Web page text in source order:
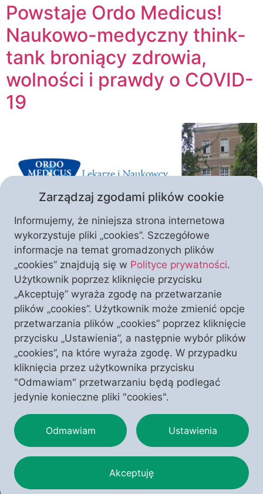
Powstaje Ordo Medicus!
Naukowo-medyczny think-
tank broniący zdrowia,
wolności i prawdy o COVID-
19
W sektorze pozarządowym konstytuuje się szalenie
ważna inicjatywa lekarzy i naukowców. To grupa
specjalistów, którzy działając niezależnie od
interesów rządów, instytucji unijnych i wielkich
koncernów, oceniają działania publiczne wobec
„pandemii” COVID-19. Już w piątek 13 lipca 2021 r. w
Warszawie odbędzie się konferencja prasowa
Instytutu Ordo Medicus. Działacze nowo tworzonego
instytutu podczas piątkowej konferencji mają […]
Copyright © 2025 – Polonia Christiana
Zarządzaj zgodami plików cookie
Informujemy, że niniejsza strona internetowa
wykorzystuje pliki „cookies”. Szczegółowe
informacje na temat gromadzonych plików
„cookies” znajdują się w Polityce prywatności.
Użytkownik poprzez kliknięcie przycisku
„Akceptuję” wyraża zgodę na przetwarzanie
plików „cookies”. Użytkownik może zmienić opcje
przetwarzania plików „cookies” poprzez kliknięcie
przycisku „Ustawienia”, a następnie wybór plików
„cookies”, na które wyraża zgodę. W przypadku
kliknięcia przez użytkownika przycisku
"Odmawiam" przetwarzaniu będą podlegać
jedynie konieczne pliki "cookies".
Odmawiam Ustawienia
Akceptuję